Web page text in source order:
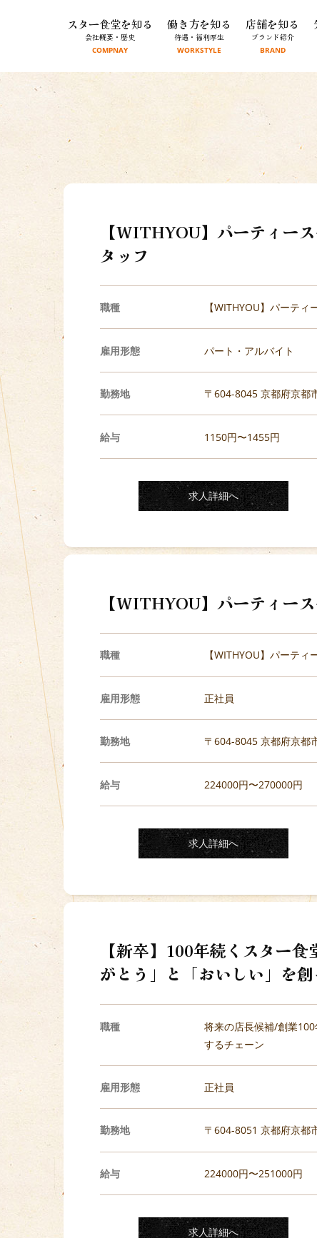
スター食堂を知る
会社概要・歴史
COMPNAY
働き方を知る
待遇・福利厚生
WORKSTYLE
店舗を知る
ブランド紹介
BRAND
【WITHYOU】パーティー
タッフ
職種 【WITHYOU】パーテ
雇用形態 パート・アルバイト
勤務地 〒604-8045 京都府京都
給与 1150円〜1455円
求人詳細へ
【WITHYOU】パーティー
職種 【WITHYOU】パーテ
雇用形態 正社員
勤務地 〒604-8045 京都府京都
給与 224000円〜270000円
求人詳細へ
【新卒】100年続くスター
がとう」と「おいしい」を創
職種
将来の店長候補/創業
するチェーン
雇用形態 正社員
勤務地 〒604-8051 京都府京都
給与 224000円〜251000円
求人詳細へ